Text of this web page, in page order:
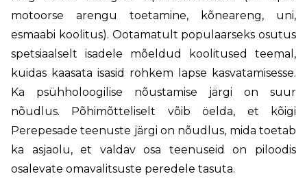
motoorse arengu toetamine, kõneareng, uni,
esmaabi koolitus). Ootamatult populaarseks osutus
spetsiaalselt isadele mõeldud koolitused teemal,
kuidas kaasata isasid rohkem lapse kasvatamisesse.
Ka psühholoogilise nõustamise järgi on suur
nõudlus. Põhimõtteliselt võib öelda, et kõigi
Perepesade teenuste järgi on nõudlus, mida toetab
ka asjaolu, et valdav osa teenuseid on piloodis
osalevate omavalitsuste peredele tasuta.